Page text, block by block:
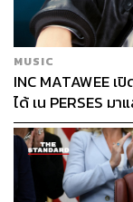
MUSIC
INC MATAWEE เ
ได้ เน PERSES ม